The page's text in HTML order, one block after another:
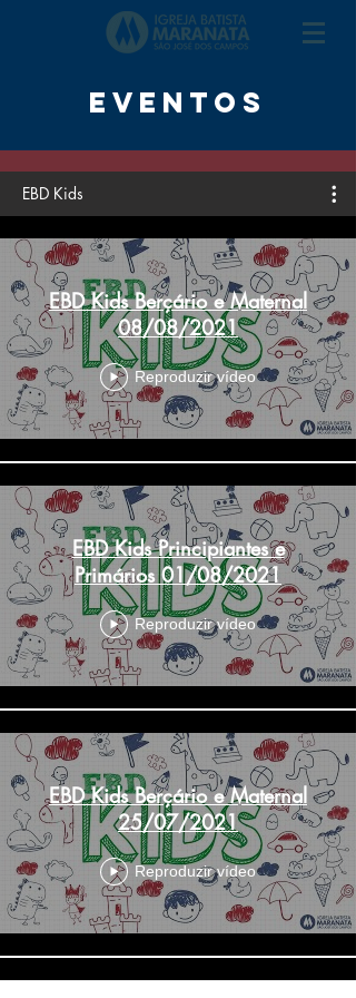
EVENTOS
EBD Kids
EBD Kids Berçário e Maternal
08/08/2021
Reproduzir vídeo
EBD Kids Principiantes e
Primários 01/08/2021
Reproduzir vídeo
EBD Kids Berçário e Maternal
25/07/2021
Reproduzir vídeo